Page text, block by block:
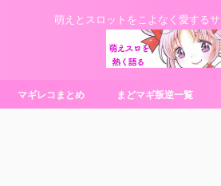
萌えとスロットをこよなく愛する
マギレコまとめ まどマギ叛逆一覧